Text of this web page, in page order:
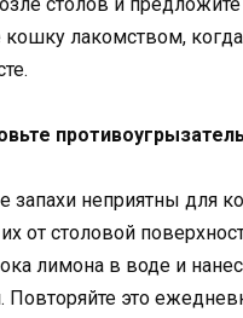
кошку лакомством,
запахи неприятны для
их от столовой
лимона в воде и
Повторяйте это